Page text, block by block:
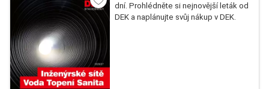
dní. Prohlédněte si nejnovější leták od
DEK a naplánujte svůj nákup v DEK.